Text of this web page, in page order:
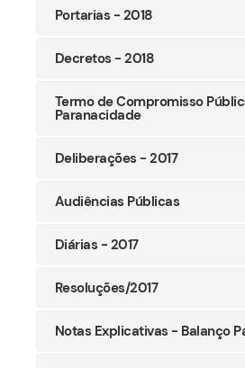
Portarias - 2018
Decretos - 2018
Termo de Compromisso
Paranacidade
Deliberações - 2017
Audiências Públicas
Diárias - 2017
Resoluções/2017
Notas Explicativas - Balanço